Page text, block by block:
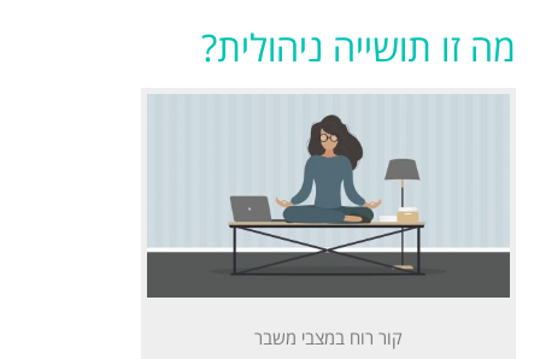
מה זו תושייה ניהולית?
קור רוח במצבי משבר